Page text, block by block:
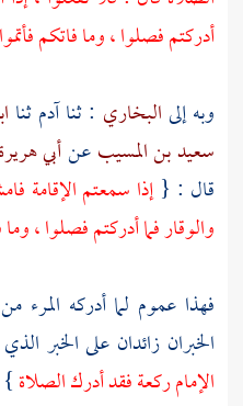
أدركتم فصلوا ، وما فاتكم فأتموا
وبه إلىالبخاري : ثناآدمثنا
سعيد بن المسيبعنأبي هريرة
قال : {إذا سمعتم الإقامة
والوقار فما أدركتم فصلوا ، وما
فهذا عموم لما أدركه
الخبران زائدان على الخبر
الإمام ركعة فقد أدرك الصلاة}